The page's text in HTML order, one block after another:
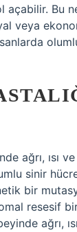
açabilir. Bu
veya
ağrı, ısı
sinir
bir
resesif bir
ağrı,